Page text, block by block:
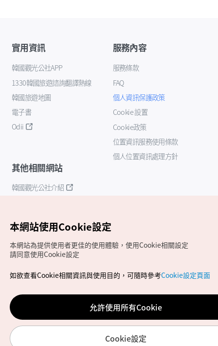
實用資訊
韓國觀光公社APP
1330韓國旅遊諮詢翻譯熱線
韓國旅遊地圖
電子書
Odii
服務內容
服務條款
FAQ
個人資訊保護政策
Cookie 設置
Cookie政策
位置資訊服務使用條款
個人位置資訊處理方針
其他相關網站
韓國觀光公社介紹
Copyrights (c) 韓國觀光公社版權所有
如有相關疑問或建議，歡迎來信至官方信箱
chinese_big5@knto.or.kr
本網站使用Cookie設定
本網站為提供使用者更佳的使用體驗，使用Cookie相關設定
請同意使用Cookie設定
如欲查看Cookie相關資訊與使用目的，可隨時參考Cookie設定頁面
允許使用所有Cookie
Cookie設定